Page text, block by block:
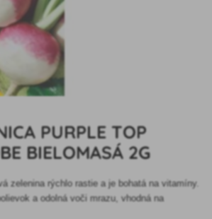
PURPLE TOP
BIELOMASÁ 2G
zelenina rýchlo rastie a je bohatá na vitamíny.
a odolná voči mrazu, vhodná na